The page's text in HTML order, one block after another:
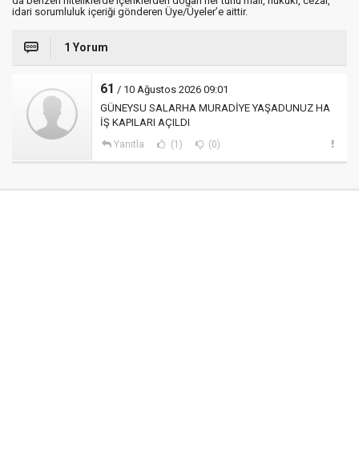
idari sorumluluk içeriği gönderen Üye/Üyeler’e aittir.
1 Yorum
61 / 10 Ağustos 2026 09:01
GÜNEYSU SALARHA MURADİYE YAŞADUNUZ HA
İŞ KAPILARI AÇILDI
Yanıtla (1) (0)